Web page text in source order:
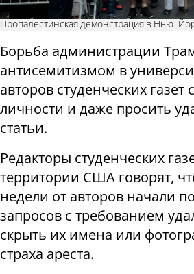
Пропалестинская демонстрация в Нью-
Борьба администрации
антисемитизмом в
авторов студенческих газет
личности и даже просить
статьи.
Редакторы студенческих
территории США говорят,
недели от авторов начали
запросов с требованием
скрыть их имена или
страха ареста.